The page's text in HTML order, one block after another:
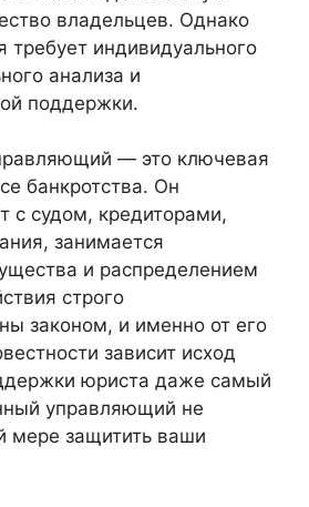
владельцев. Однако
требует индивидуального
анализа и
поддержки.
— это ключевая
банкротства. Он
с судом, кредиторами,
занимается
и распределением
строго
законом, и именно от его
зависит исход
юриста даже самый
управляющий не
мере защитить ваши